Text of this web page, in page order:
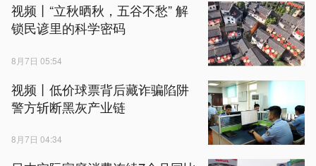
视频丨“立秋晒秋，五谷不愁” 解
锁民谚里的科学密码
8月7日 05:54
视频丨低价球票背后藏诈骗陷阱
警方斩断黑灰产业链
8月7日 04:34